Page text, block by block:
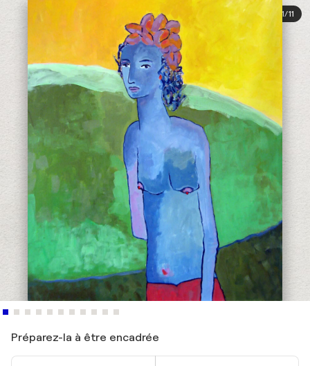
1/11
Préparez-la à être encadrée